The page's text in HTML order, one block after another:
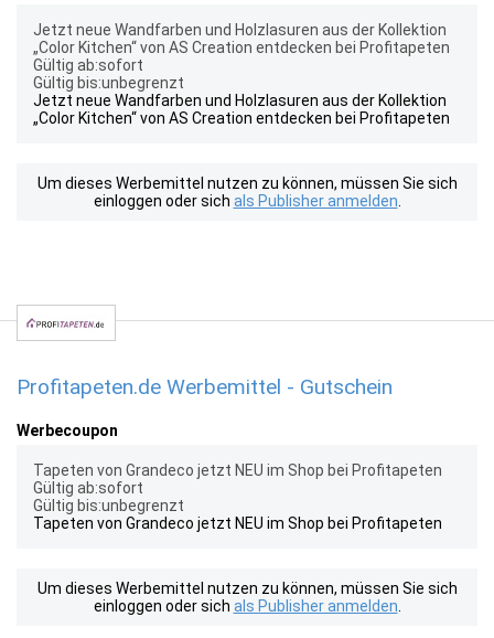
Jetzt neue Wandfarben und Holzlasuren aus der Kollektion
„Color Kitchen“ von AS Creation entdecken bei Profitapeten
Gültig ab:sofort
Gültig bis:unbegrenzt
Jetzt neue Wandfarben und Holzlasuren aus der Kollektion
„Color Kitchen“ von AS Creation entdecken bei Profitapeten
Um dieses Werbemittel nutzen zu können, müssen Sie sich
einloggen oder sich als Publisher anmelden
Profitapeten.de Werbemittel - Gutschein
Werbecoupon
Tapeten von Grandeco jetzt NEU im Shop bei Profitapeten
Gültig ab:sofort
Gültig bis:unbegrenzt
Tapeten von Grandeco jetzt NEU im Shop bei Profitapeten
Um dieses Werbemittel nutzen zu können, müssen Sie sich
einloggen oder sich als Publisher anmelden